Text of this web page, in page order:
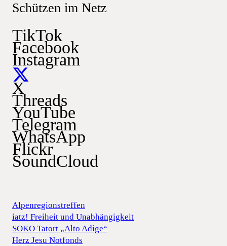
Schützen im Netz
TikTok
Facebook
Instagram
X
Threads
YouTube
Telegram
WhatsApp
Flickr
SoundCloud
Alpenregionstreffen
iatz! Freiheit und Unabhängigkeit
SOKO Tatort „Alto Adige“
Herz Jesu Notfonds